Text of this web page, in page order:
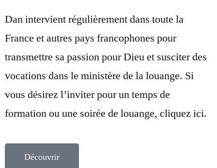
Dan intervient régulièrement dans toute la
France et autres pays francophones pour
transmettre sa passion pour Dieu et susciter des
vocations dans le ministère de la louange. Si
vous désirez l’inviter pour un temps de
formation ou une soirée de louange, cliquez ici.
Découvrir